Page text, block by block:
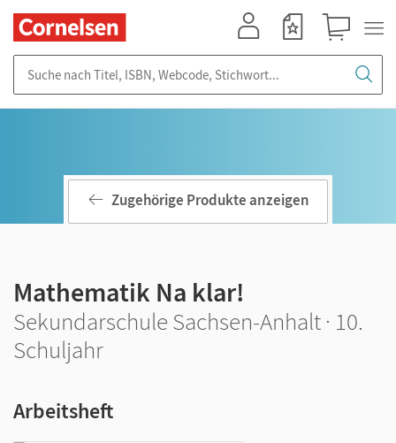
Zugehörige Produkte anzeigen
Mathematik Na klar!
Sekundarschule Sachsen-Anhalt · 10.
Schuljahr
Arbeitsheft